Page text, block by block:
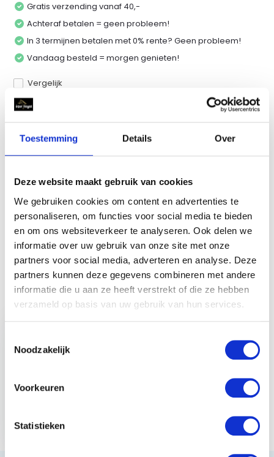
Toestemming Details Over
Deze website maakt gebruik van cookies
We gebruiken cookies om content en advertenties te
personaliseren, om functies voor social media te bieden
en om ons websiteverkeer te analyseren. Ook delen we
informatie over uw gebruik van onze site met onze
partners voor social media, adverteren en analyse. Deze
partners kunnen deze gegevens combineren met andere
informatie die u aan ze heeft verstrekt of die ze hebben
verzameld op basis van uw gebruik van hun services.
Noodzakelijk
Voorkeuren
Statistieken
Gratis verzending vanaf 40,-
Achteraf betalen = geen probleem!
In 3 termijnen betalen met 0% rente? Geen probleem!
Vandaag besteld = morgen genieten!
Vergelijk
Productomschrijving
Specificaties
Reviews
Delen
Recent bekeken
Imperial Riding
€ 19,95